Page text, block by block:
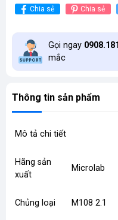
Chia sẻ Chia sẻ
Gọi ngay
mắc
Thông tin sản phẩm
Mô tả chi tiết
Hãng sản
xuất
Microlab
Chủng loại M108 2.1